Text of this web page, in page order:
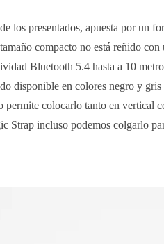
los presentados, apuesta por un
compacto no está reñido
Bluetooth 5.4 hasta a 10
disponible en colores negro y
permite colocarlo tanto en vertical
Strap incluso podemos colgarlo